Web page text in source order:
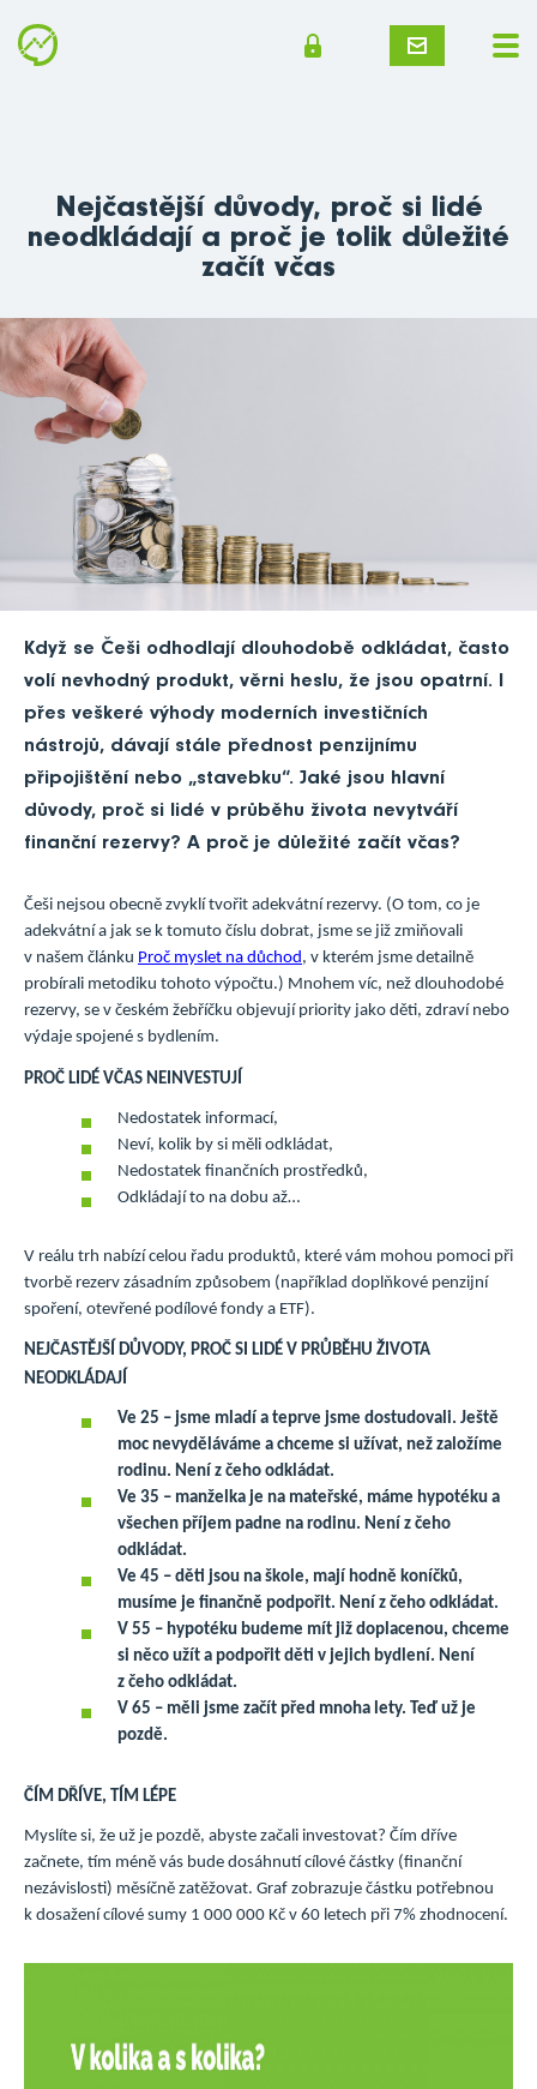
Nejčastější důvody, proč si lidé
neodkládají a proč je tolik důležité
začít včas
Když se Češi odhodlají dlouhodobě odkládat, často
volí nevhodný produkt, věrni heslu, že jsou opatrní. I
přes veškeré výhody moderních investičních
nástrojů, dávají stále přednost penzijnímu
připojištění nebo „stavebku“. Jaké jsou hlavní
důvody, proč si lidé v průběhu života nevytváří
finanční rezervy? A proč je důležité začít včas?
Češi nejsou obecně zvyklí tvořit adekvátní rezervy. (O tom, co je
adekvátní a jak se k tomuto číslu dobrat, jsme se již zmiňovali
v našem článku Proč myslet na důchod, v kterém jsme detailně
probírali metodiku tohoto výpočtu.) Mnohem víc, než dlouhodobé
rezervy, se v českém žebříčku objevují priority jako děti, zdraví nebo
výdaje spojené s bydlením.
PROČ LIDÉ VČAS NEINVESTUJÍ
Nedostatek informací,
Neví, kolik by si měli odkládat,
Nedostatek finančních prostředků,
Odkládají to na dobu až…
V reálu trh nabízí celou řadu produktů, které vám mohou pomoci při
tvorbě rezerv zásadním způsobem (například doplňkové penzijní
spoření, otevřené podílové fondy a ETF).
NEJČASTĚJŠÍ DŮVODY, PROČ SI LIDÉ V PRŮBĚHU ŽIVOTA
NEODKLÁDAJÍ
Ve 25 – jsme mladí a teprve jsme dostudovali. Ještě
moc nevyděláváme a chceme si užívat, než založíme
rodinu. Není z čeho odkládat.
Ve 35 – manželka je na mateřské, máme hypotéku a
všechen příjem padne na rodinu. Není z čeho
odkládat.
Ve 45 – děti jsou na škole, mají hodně koníčků,
musíme je finančně podpořit. Není z čeho odkládat.
V 55 – hypotéku budeme mít již doplacenou, chceme
si něco užít a podpořit děti v jejich bydlení. Není
z čeho odkládat.
V 65 – měli jsme začít před mnoha lety. Teď už je
pozdě.
ČÍM DŘÍVE, TÍM LÉPE
Myslíte si, že už je pozdě, abyste začali investovat? Čím dříve
začnete, tím méně vás bude dosáhnutí cílové částky (finanční
nezávislosti) měsíčně zatěžovat. Graf zobrazuje částku potřebnou
k dosažení cílové sumy 1 000 000 Kč v 60 letech při 7% zhodnocení.